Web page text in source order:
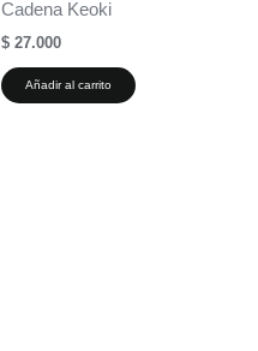
Cadena Keoki
$ 27.000
Añadir al carrito